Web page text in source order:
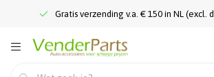
Gratis verzending v.a. € 150 in NL (excl.